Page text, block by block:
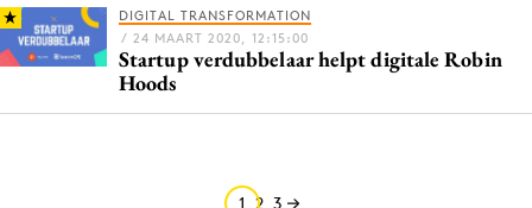
DIGITAL TRANSFORMATION
/ 24 MAART 2020, 12:15:00
Startup verdubbelaar helpt digitale Robin
Hoods
1 2 3